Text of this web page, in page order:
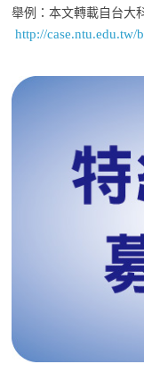
舉例：本文轉載自台大
http://